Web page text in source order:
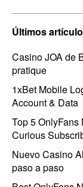
Últimos
Casino JOA de
pratique
1xBet Mobile
Account & Data
Top 5
Curious
Nuevo Casino
paso a paso